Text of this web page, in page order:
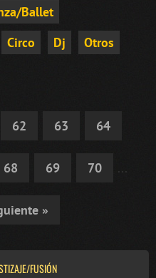
Ballet
Circo Dj Otros
62 63 64
68 69 70 ...
»
FUSIÓN